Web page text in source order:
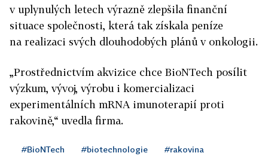
v uplynulých letech výrazně zlepšila finanční
situace společnosti, která tak získala peníze
na realizaci svých dlouhodobých plánů v onkologii.
„Prostřednictvím akvizice chce BioNTech posílit
výzkum, vývoj, výrobu i komercializaci
experimentálních mRNA imunoterapií proti
rakovině,“ uvedla firma.
#BioNTech #biotechnologie #rakovina